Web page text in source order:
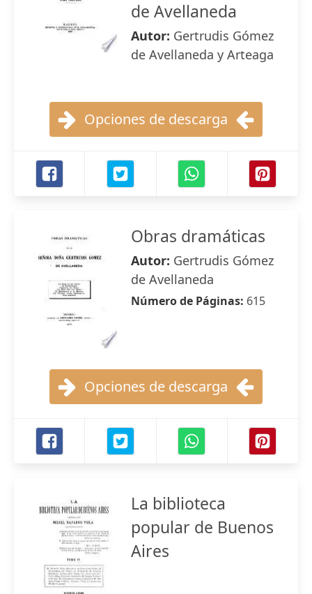
de Avellaneda
Autor: Gertrudis Gómez
de Avellaneda y Arteaga
Opciones de descarga
Obras dramáticas
Autor: Gertrudis Gómez
de Avellaneda
Número de Páginas: 615
Opciones de descarga
La biblioteca
popular de Buenos
Aires